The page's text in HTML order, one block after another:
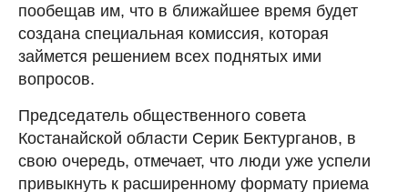
пообещав им, что в ближайшее время будет
создана специальная комиссия, которая
займется решением всех поднятых ими
вопросов.
Председатель общественного совета
Костанайской области Серик Бектурганов, в
свою очередь, отмечает, что люди уже успели
привыкнуть к расширенному формату приема